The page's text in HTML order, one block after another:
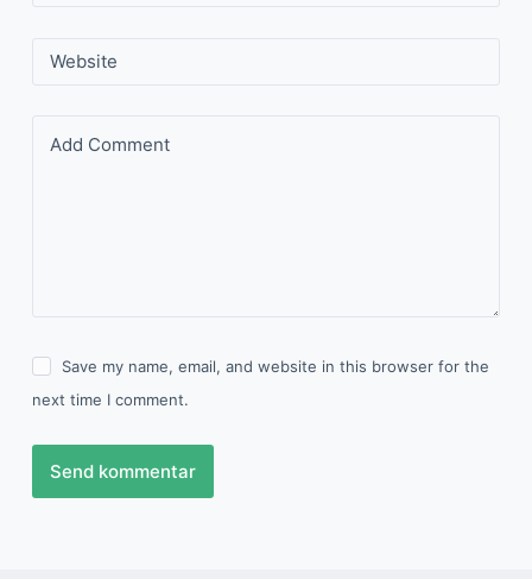
Website
Add Comment
Save my name, email, and website in this browser for the
next time I comment.
Send kommentar